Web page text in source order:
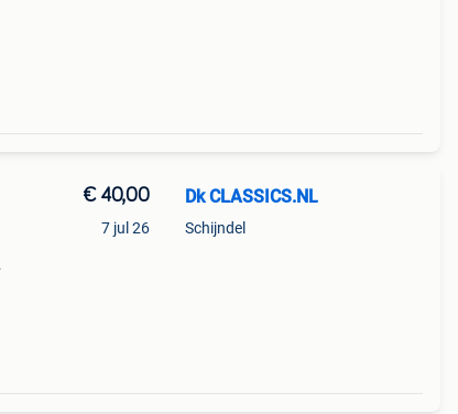
€ 40,00
7 jul 26
Dk CLASSICS.NL
Schijndel